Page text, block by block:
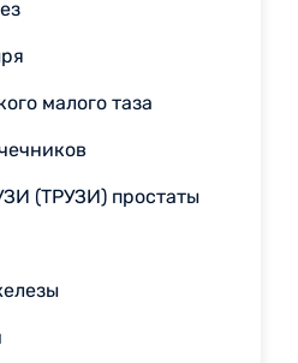
малого таза
(ТРУЗИ) простаты